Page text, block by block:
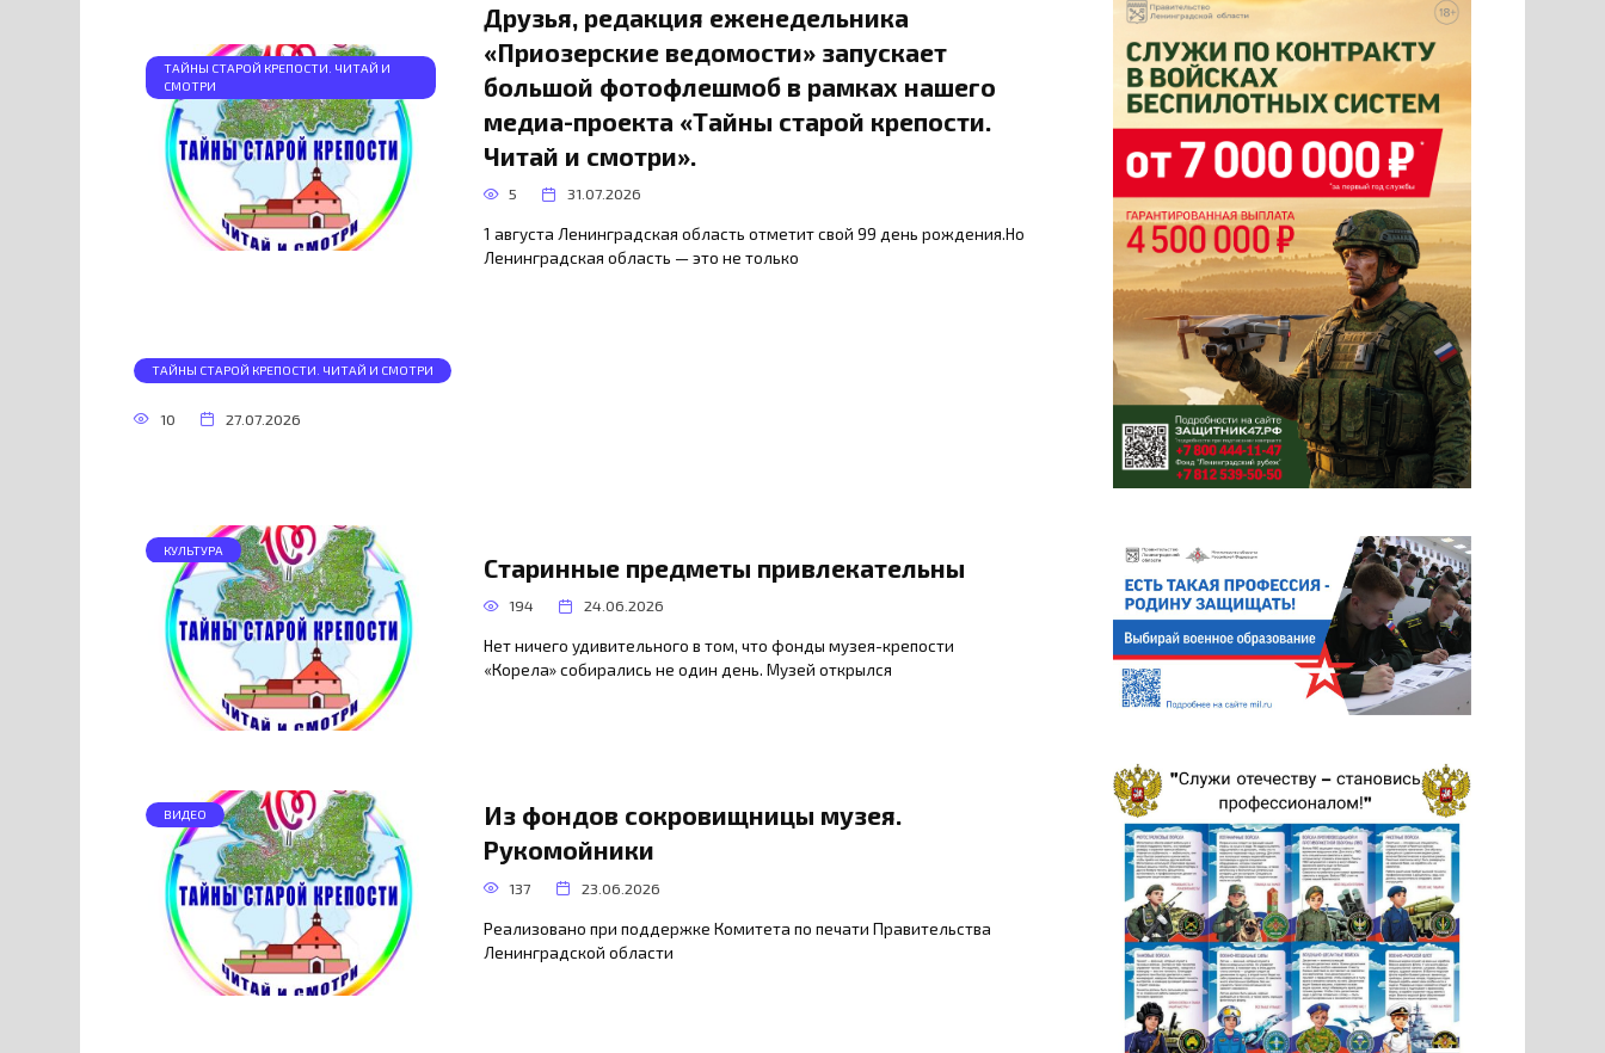
ТАЙНЫ СТАРОЙ КРЕПОСТИ. ЧИТАЙ И
СМОТРИ
Друзья, редакция еженедельника
«Приозерские ведомости» запускает
большой фотофлешмоб в рамках нашего
медиа-проекта «Тайны старой крепости.
Читай и смотри».
5 31.07.2026
1 августа Ленинградская область отметит свой 99 день рождения.Но
Ленинградская область — это не только
ТАЙНЫ СТАРОЙ КРЕПОСТИ. ЧИТАЙ И СМОТРИ
10 27.07.2026
КУЛЬТУРА
Старинные предметы привлекательны
194 24.06.2026
Нет ничего удивительного в том, что фонды музея-крепости
«Корела» собирались не один день. Музей открылся
ВИДЕО
Из фондов сокровищницы музея.
Рукомойники
137 23.06.2026
Реализовано при поддержке Комитета по печати Правительства
Ленинградской области